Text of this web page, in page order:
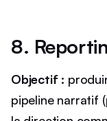
8.
Objectif :
pipeline narratif